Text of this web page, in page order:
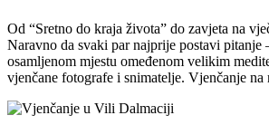
Od “Sretno do kraja života” do zavjeta na
Naravno da svaki par najprije postavi
osamljenom mjestu omeđenom velikim
vjenčane fotografe i snimatelje. Vjenčanje